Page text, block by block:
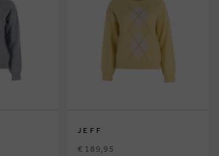
JEFF
€ 189,95